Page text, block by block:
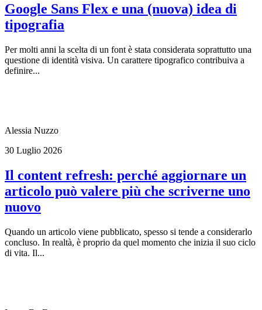
Google Sans Flex e una (nuova) idea di
tipografia
Per molti anni la scelta di un font è stata considerata soprattutto una
questione di identità visiva. Un carattere tipografico contribuiva a
definire...
Alessia Nuzzo
30 Luglio 2026
Il content refresh: perché aggiornare un
articolo può valere più che scriverne uno
nuovo
Quando un articolo viene pubblicato, spesso si tende a considerarlo
concluso. In realtà, è proprio da quel momento che inizia il suo ciclo
di vita. Il...